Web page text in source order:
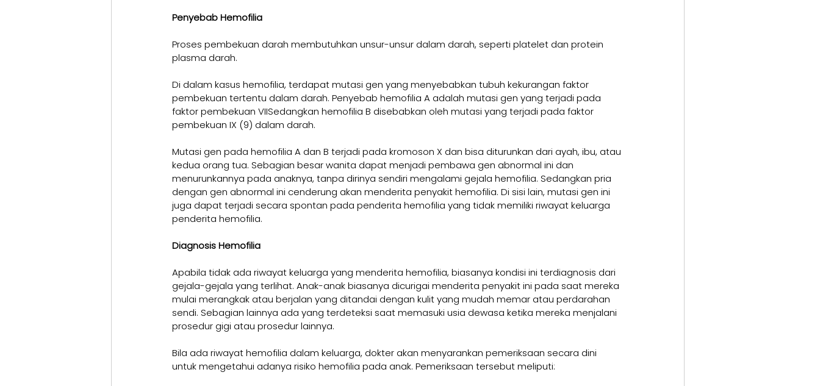
Penyebab Hemofilia
Proses pembekuan darah membutuhkan unsur-unsur dalam darah, seperti platelet dan protein
plasma darah.
Di dalam kasus hemofilia, terdapat mutasi gen yang menyebabkan tubuh kekurangan faktor
pembekuan tertentu dalam darah. Penyebab hemofilia A adalah mutasi gen yang terjadi pada
faktor pembekuan VIISedangkan hemofilia B disebabkan oleh mutasi yang terjadi pada faktor
pembekuan IX (9) dalam darah.
Mutasi gen pada hemofilia A dan B terjadi pada kromoson X dan bisa diturunkan dari ayah, ibu, atau
kedua orang tua. Sebagian besar wanita dapat menjadi pembawa gen abnormal ini dan
menurunkannya pada anaknya, tanpa dirinya sendiri mengalami gejala hemofilia. Sedangkan pria
dengan gen abnormal ini cenderung akan menderita penyakit hemofilia. Di sisi lain, mutasi gen ini
juga dapat terjadi secara spontan pada penderita hemofilia yang tidak memiliki riwayat keluarga
penderita hemofilia.
Diagnosis Hemofilia
Apabila tidak ada riwayat keluarga yang menderita hemofilia, biasanya kondisi ini terdiagnosis dari
gejala-gejala yang terlihat. Anak-anak biasanya dicurigai menderita penyakit ini pada saat mereka
mulai merangkak atau berjalan yang ditandai dengan kulit yang mudah memar atau perdarahan
sendi. Sebagian lainnya ada yang terdeteksi saat memasuki usia dewasa ketika mereka menjalani
prosedur gigi atau prosedur lainnya.
Bila ada riwayat hemofilia dalam keluarga, dokter akan menyarankan pemeriksaan secara dini
untuk mengetahui adanya risiko hemofilia pada anak. Pemeriksaan tersebut meliputi: